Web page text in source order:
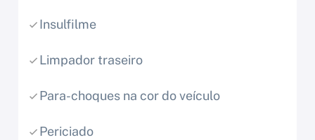
Insulfilme
Limpador traseiro
Para-choques na cor do veículo
Periciado